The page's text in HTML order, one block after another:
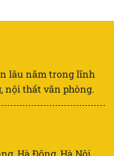
lâu năm trong lĩnh
nội thất văn phòng.
Hà Đông, Hà Nội.